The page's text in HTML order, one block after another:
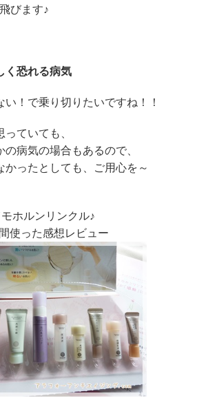
びます♪
く恐れる病気
い！で乗り切りたいですね！！
ていても、
病気の場合もあるので、
かったとしても、ご用心を～
モホルンリンクル♪
使った感想レビュー